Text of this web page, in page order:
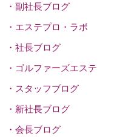
副社長ブログ
エステプロ・ラボ
社長ブログ
ゴルファーズエステ
スタッフブログ
新社長ブログ
会長ブログ